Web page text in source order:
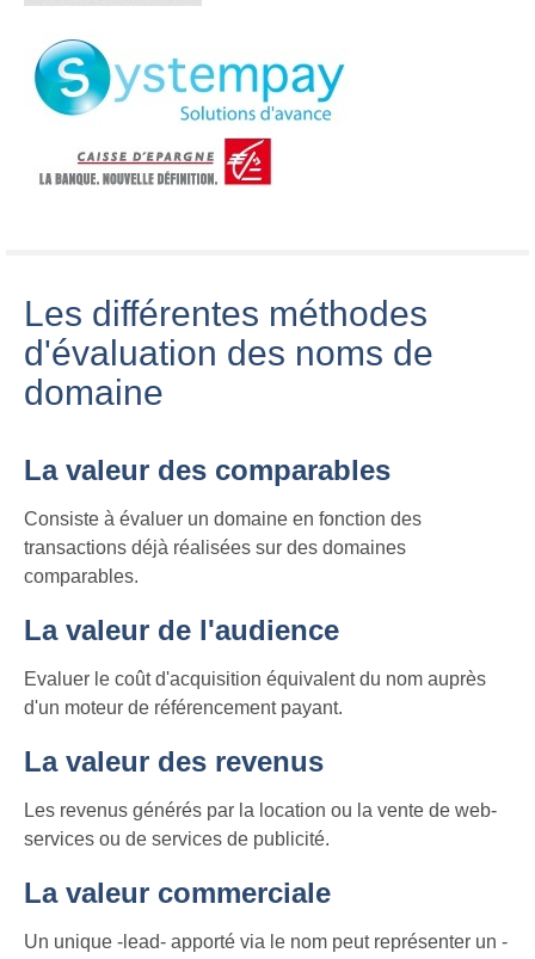
Les différentes méthodes
d'évaluation des noms de
domaine
La valeur des comparables
Consiste à évaluer un domaine en fonction des
transactions déjà réalisées sur des domaines
comparables.
La valeur de l'audience
Evaluer le coût d'acquisition équivalent du nom auprès
d'un moteur de référencement payant.
La valeur des revenus
Les revenus générés par la location ou la vente de web-
services ou de services de publicité.
La valeur commerciale
Un unique -lead- apporté via le nom peut représenter un -